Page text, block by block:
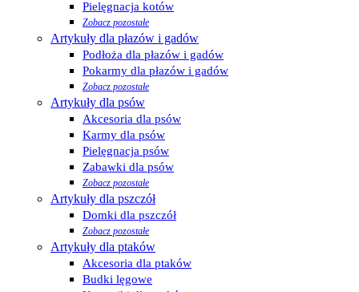
Pielęgnacja kotów
Zobacz pozostałe
Artykuły dla płazów i gadów
Podłoża dla płazów i gadów
Pokarmy dla płazów i gadów
Zobacz pozostałe
Artykuły dla psów
Akcesoria dla psów
Karmy dla psów
Pielęgnacja psów
Zabawki dla psów
Zobacz pozostałe
Artykuły dla pszczół
Domki dla pszczół
Zobacz pozostałe
Artykuły dla ptaków
Akcesoria dla ptaków
Budki lęgowe